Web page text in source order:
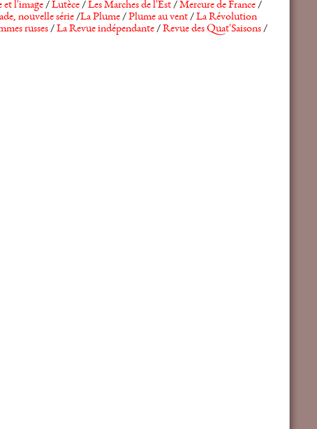
et l'image/Lutèce/Les Marches de l'Est/Mercure de France/
nouvelle série/La Plume/Plume au vent/La Révolution
russes/La Revue indépendante/Revue des Quat'Saisons/